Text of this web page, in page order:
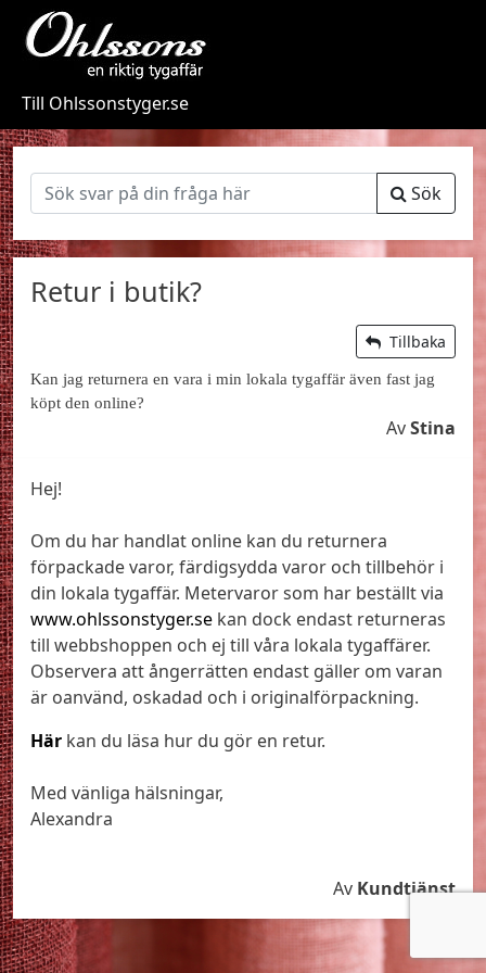
Till Ohlssonstyger.se
Sök
Retur i butik?
Tillbaka
Kan jag returnera en vara i min lokala tygaffär även fast jag
köpt den online?
AvStina
Hej!
Om du har handlat online kan du returnera
förpackade varor, färdigsydda varor och tillbehör i
din lokala tygaffär. Metervaror som har beställt via
www.ohlssonstyger.se kan dock endast returneras
till webbshoppen och ej till våra lokala tygaffärer.
Observera att ångerrätten endast gäller om varan
är oanvänd, oskadad och i originalförpackning.
Här kan du läsa hur du gör en retur.
Med vänliga hälsningar,
Alexandra
Av Kundtjänst